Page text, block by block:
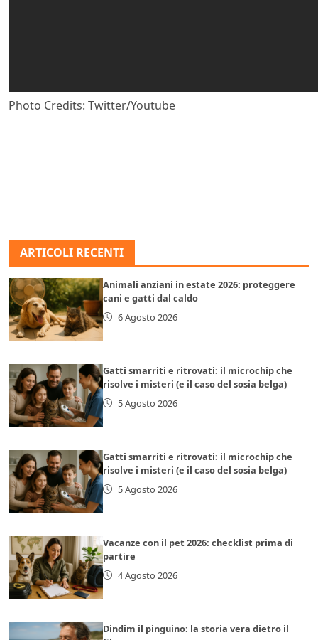
Photo Credits: Twitter/Youtube
ARTICOLI RECENTI
Animali anziani in estate 2026: proteggere
cani e gatti dal caldo
6 Agosto 2026
Gatti smarriti e ritrovati: il microchip che
risolve i misteri (e il caso del sosia belga)
5 Agosto 2026
Gatti smarriti e ritrovati: il microchip che
risolve i misteri (e il caso del sosia belga)
5 Agosto 2026
Vacanze con il pet 2026: checklist prima di
partire
4 Agosto 2026
Dindim il pinguino: la storia vera dietro il